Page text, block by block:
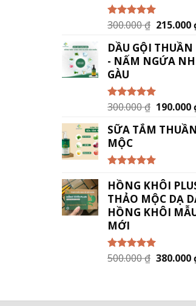
Được xếp
5.005
sao
300.000₫ 215.000
DẦU GỘI THUẦN
- NẤM NGỨA
GÀU
Được xếp
5.005
sao
300.000₫ 190.000
SỮA TẮM THUẦN
MỘC
hạng5.005
sao
HỒNG KHÔI
THẢO MỘC DẠ
HỒNG KHÔI
MỚI
Được xếp
5.005
500.000₫ 380.000